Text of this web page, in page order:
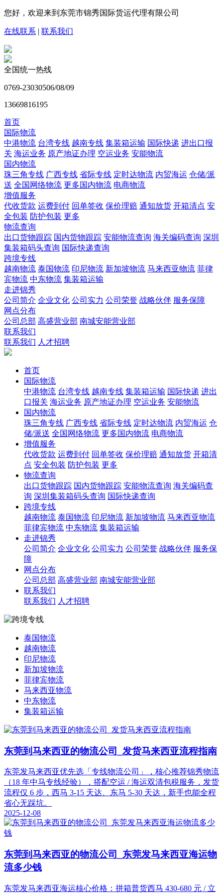
您好，欢迎来到东莞市锦秀国际货运代理有限公司
在线联系 | 联系我们
全国统一热线
0769-23030506/08/09
13669816195
首页
国际物流
中港物流 台湾专线 越南专线 集装箱运输 国际快递 进出口报
关 海运业务 原产地证办理 空运业务 安能物流
国内物流
珠三角专线 广西专线 省际专线 定时达物流 内贸海运 仓储/派
送 全国网络物流 更多国内物流 电商物流
增值服务
代收货款 运费到付 回单签收 保价理赔 通知放货 开箱清点 安
全包装 防护包装 更多
物流查询
出口货物跟踪 国内货物跟踪 安能物流查询 海关编码查询 深圳
集装箱码头查询 国际快递查询
跨境专线
越南物流 泰国物流 印尼物流 新加坡物流 马来西亚物流 菲律
宾物流 中东物流 集装箱运输
走进锦秀
公司简介 企业文化 公司实力 公司荣誉 战略伙伴 服务保障
网点分布
公司总部 高盛营业部 南城安能营业部
联系我们
联系我们 人才招聘
首页
国际物流
中港物流 台湾专线 越南专线 集装箱运输 国际快递 进出
口报关 海运业务 原产地证办理 空运业务 安能物流
国内物流
珠三角专线 广西专线 省际专线 定时达物流 内贸海运 仓
储/派送 全国网络物流 更多国内物流 电商物流
增值服务
代收货款 运费到付 回单签收 保价理赔 通知放货 开箱清
点 安全包装 防护包装 更多
物流查询
出口货物跟踪 国内货物跟踪 安能物流查询 海关编码查
询 深圳集装箱码头查询 国际快递查询
跨境专线
越南物流 泰国物流 印尼物流 新加坡物流 马来西亚物流
菲律宾物流 中东物流 集装箱运输
走进锦秀
公司简介 企业文化 公司实力 公司荣誉 战略伙伴 服务保
障
网点分布
公司总部 高盛营业部 南城安能营业部
联系我们
联系我们 人才招聘
泰国物流
越南物流
印尼物流
新加坡物流
菲律宾物流
马来西亚物流
中东物流
集装箱运输
东莞到马来西亚的物流公司_发货马来西亚流程指南
东莞发马来西亚优先选「专线物流公司」，核心推荐锦秀物流
（18 年中马专线经验），搭配空运 / 海运双清包税服务，发货
流程仅 6 步，西马 3-15 天达、东马 5-30 天达，新手也能全程
省心无踩坑。
2025-12-08
东莞到马来西亚的物流公司_东莞发马来西亚海运物
流多少钱
东莞发马来西亚海运核心价格：拼箱普货西马 430-680 元 / 立